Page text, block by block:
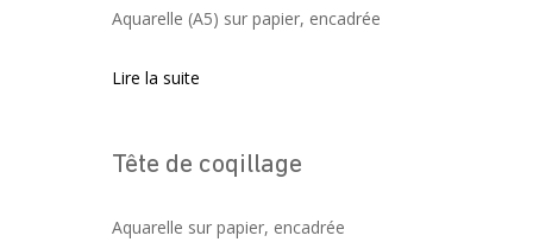
Aquarelle (A5) sur papier, encadrée
Lire la suite
Tête de coqillage
Aquarelle sur papier, encadrée